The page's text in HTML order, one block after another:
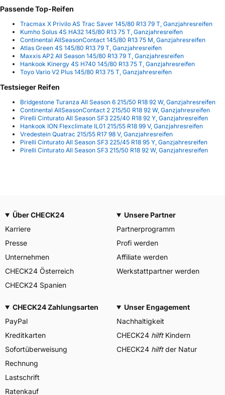
Passende Top-Reifen
Tracmax X Privilo AS Trac Saver 145/80 R13 79 T, Ganzjahresreifen
Kumho Solus 4S HA32 145/80 R13 75 T, Ganzjahresreifen
Continental AllSeasonContact 145/80 R13 75 M, Ganzjahresreifen
Atlas Green 4S 145/80 R13 79 T, Ganzjahresreifen
Maxxis AP2 All Season 145/80 R13 79 T, Ganzjahresreifen
Hankook Kinergy 4S H740 145/80 R13 75 T, Ganzjahresreifen
Toyo Vario V2 Plus 145/80 R13 75 T, Ganzjahresreifen
Testsieger Reifen
Bridgestone Turanza All Season 6 215/50 R18 92 W, Ganzjahresreifen
Continental AllSeasonContact 2 215/50 R18 92 W, Ganzjahresreifen
Pirelli Cinturato All Season SF3 225/40 R18 92 Y, Ganzjahresreifen
Hankook ION Flexclimate IL01 215/55 R18 99 V, Ganzjahresreifen
Vredestein Quatrac 215/55 R17 98 V, Ganzjahresreifen
Pirelli Cinturato All Season SF3 225/45 R18 95 Y, Ganzjahresreifen
Pirelli Cinturato All Season SF3 215/50 R18 92 W, Ganzjahresreifen
Über CHECK24
Karriere
Presse
Unternehmen
CHECK24 Österreich
CHECK24 Spanien
Unsere Partner
Partnerprogramm
Profi werden
Affiliate werden
Werkstattpartner werden
CHECK24 Zahlungsarten
PayPal
Kreditkarten
Sofortüberweisung
Rechnung
Lastschrift
Ratenkauf
Unser Engagement
Nachhaltigkeit
CHECK24 hilftKindern
CHECK24 hilftder Natur